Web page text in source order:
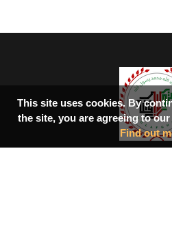
This site uses cookies. By
the site, you are agreeing to
Find out